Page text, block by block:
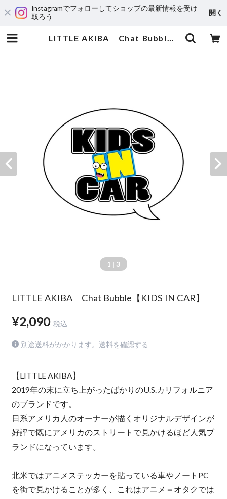
Instagramでフォローしてショップの最新情報を受け
取ろう
開く
LITTLE AKIBA Chat Bubble【KIDS IN CAR】 | 輸入アニメステッカー専門店 SUNSET Stickers Store
1 | 3
LITTLE AKIBA Chat Bubble【KIDS IN CAR】
¥2,090 税込
別途送料がかかります。 送料を確認する
【LITTLE AKIBA】
2019年の末に立ち上がったばかりのU.S.カリフォルニア
のブランドです。
日系アメリカ人のオーナーが描くオリジナルデザインが
好評で既にアメリカのストリートで見かけるほど人気ブ
ランドになっています。
北米ではアニメステッカーを貼っている車やノートPC
を街で見かけることが多く、これはアニメ＝オタクでは